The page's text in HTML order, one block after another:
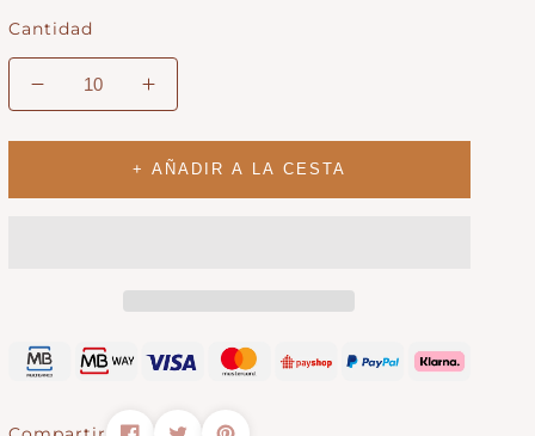
Cantidad
Disminuir
cantidad
Servilletero
Aumentar
para
Servilletero
CorAffeto
+ AÑADIR A LA CESTA